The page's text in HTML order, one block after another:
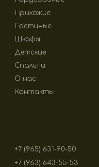
Прихожие
Гостиные
Шкафы
Детские
Спальни
О нас
Контакты
+7 (965) 631-90-50
+7 (963) 643-55-53